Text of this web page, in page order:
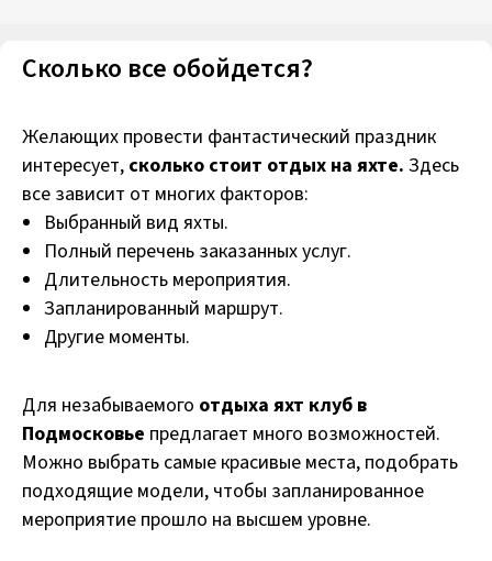
Сколько все обойдется?
Желающих провести фантастический праздник
интересует, сколько стоит отдых на яхте. Здесь
все зависит от многих факторов:
Выбранный вид яхты.
Полный перечень заказанных услуг.
Длительность мероприятия.
Запланированный маршрут.
Другие моменты.
Для незабываемого отдыха яхт клуб в
Подмосковье предлагает много возможностей.
Можно выбрать самые красивые места, подобрать
подходящие модели, чтобы запланированное
мероприятие прошло на высшем уровне.